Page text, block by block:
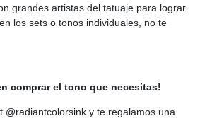
grandes artistas del tatuaje para lograr
los sets o tonos individuales, no te
comprar el tono que necesitas!
@radiantcolorsink y te regalamos una